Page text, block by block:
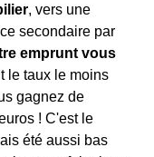
, vers une
secondaire par
emprunt vous
le taux le moins
gagnez de
! C'est le
été aussi bas